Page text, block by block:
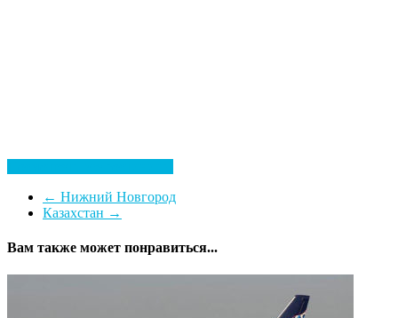
← Нижний Новгород
Казахстан →
Вам также может понравиться...